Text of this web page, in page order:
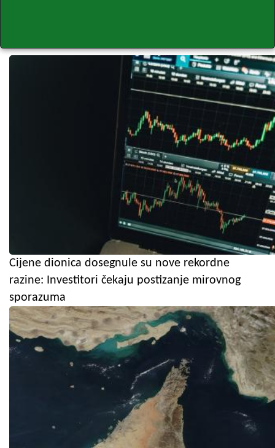
Cijene dionica dosegnule su nove rekordne
razine: Investitori čekaju postizanje mirovnog
sporazuma